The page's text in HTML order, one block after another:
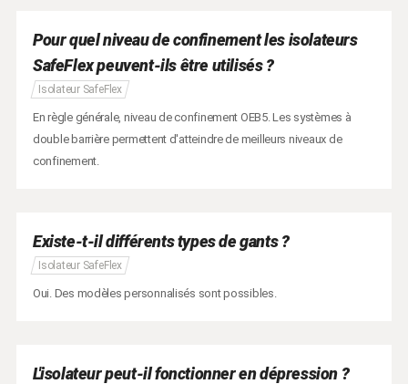
Pour quel niveau de confinement les isolateurs
SafeFlex peuvent-ils être utilisés ?
Isolateur SafeFlex
En règle générale, niveau de confinement OEB5. Les systèmes à
double barrière permettent d'atteindre de meilleurs niveaux de
confinement.
Existe-t-il différents types de gants ?
Isolateur SafeFlex
Oui. Des modèles personnalisés sont possibles.
L'isolateur peut-il fonctionner en dépression ?